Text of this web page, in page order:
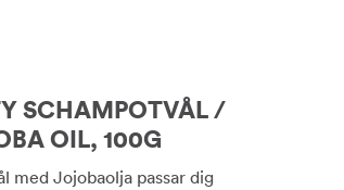
SCHAMPOTVÅL /
OIL, 100G
med Jojobaolja passar dig